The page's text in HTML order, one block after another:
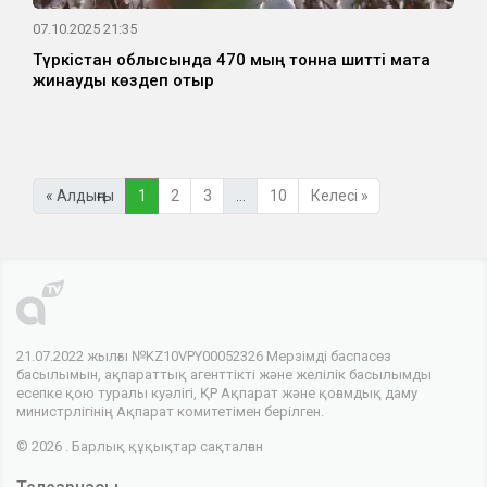
07.10.2025 21:35
Түркістан облысында 470 мың тонна шитті мақта
жинауды көздеп отыр
« Алдыңғы 1 2 3 10 Келесі »
21.07.2022 жылғы №KZ10VPY00052326 Мерзімді баспасөз
басылымын, ақпараттық агенттікті және желілік басылымды
есепке қою туралы куәлігі, ҚР Ақпарат және қоғамдық даму
министрлігінің Ақпарат комитетімен берілген.
© 2026 . Барлық құқықтар сақталған